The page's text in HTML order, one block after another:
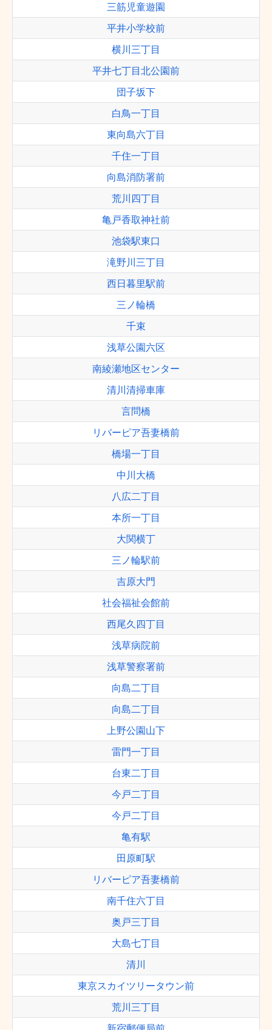
三筋児童遊園
平井小学校前
横川三丁目
平井七丁目北公園前
団子坂下
白鳥一丁目
東向島六丁目
千住一丁目
向島消防署前
荒川四丁目
亀戸香取神社前
池袋駅東口
滝野川三丁目
西日暮里駅前
三ノ輪橋
千束
浅草公園六区
南綾瀬地区センター
清川清掃車庫
言問橋
リバーピア吾妻橋前
橋場一丁目
中川大橋
八広二丁目
本所一丁目
大関横丁
三ノ輪駅前
吉原大門
社会福祉会館前
西尾久四丁目
浅草病院前
浅草警察署前
向島二丁目
向島二丁目
上野公園山下
雷門一丁目
台東二丁目
今戸二丁目
今戸二丁目
亀有駅
田原町駅
リバーピア吾妻橋前
南千住六丁目
奥戸三丁目
大島七丁目
清川
東京スカイツリータウン前
荒川三丁目